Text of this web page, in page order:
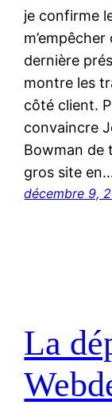
je confirme
dernière
montre les
côté client.
convaincre
Bowman de
gros site
décembre 9,
La